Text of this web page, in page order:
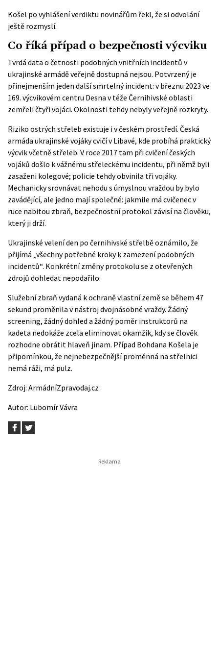
Košel po vyhlášení verdiktu novinářům řekl, že si odvolání
ještě rozmyslí.
Co říká případ o bezpečnosti výcviku
Tvrdá data o četnosti podobných vnitřních incidentů v
ukrajinské armádě veřejně dostupná nejsou. Potvrzený je
přinejmenším jeden další smrtelný incident: v březnu 2023 ve
169. výcvikovém centru Desna v téže Černihivské oblasti
zemřeli čtyři vojáci. Okolnosti tehdy nebyly veřejně rozkryty.
Riziko ostrých střeleb existuje i v českém prostředí. Česká
armáda ukrajinské vojáky cvičí v Libavé, kde probíhá praktický
výcvik včetně střeleb. V roce 2017 tam při cvičení českých
vojáků došlo k vážnému střeleckému incidentu, při němž byli
zasaženi kolegové; policie tehdy obvinila tři vojáky.
Mechanicky srovnávat nehodu s úmyslnou vraždou by bylo
zavádějící, ale jedno mají společné: jakmile má cvičenec v
ruce nabitou zbraň, bezpečnostní protokol závisí na člověku,
který ji drží.
Ukrajinské velení den po černihivské střelbě oznámilo, že
přijímá „všechny potřebné kroky k zamezení podobných
incidentů“. Konkrétní změny protokolu se z otevřených
zdrojů dohledat nepodařilo.
Služební zbraň vydaná k ochraně vlastní země se během 47
sekund proměnila v nástroj dvojnásobné vraždy. Žádný
screening, žádný dohled a žádný poměr instruktorů na
kadeta nedokáže zcela eliminovat okamžik, kdy se člověk
rozhodne obrátit hlaveň jinam. Případ Bohdana Košela je
připomínkou, že nejnebezpečnější proměnná na střelnici
nemá ráži, má pulz.
Zdroj: ArmádníZpravodaj.cz
Autor: Lubomír Vávra